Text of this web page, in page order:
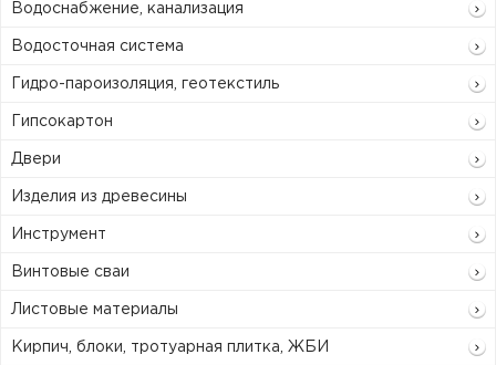
Водоснабжение, канализация
Водосточная система
Гидро-пароизоляция, геотекстиль
Гипсокартон
Двери
Изделия из древесины
Инструмент
Винтовые сваи
Листовые материалы
Кирпич, блоки, тротуарная плитка, ЖБИ